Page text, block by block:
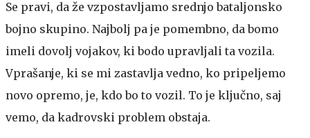
Se pravi, da že vzpostavljamo srednjo bataljonsko
bojno skupino. Najbolj pa je pomembno, da bomo
imeli dovolj vojakov, ki bodo upravljali ta vozila.
Vprašanje, ki se mi zastavlja vedno, ko pripeljemo
novo opremo, je, kdo bo to vozil. To je ključno, saj
vemo, da kadrovski problem obstaja.